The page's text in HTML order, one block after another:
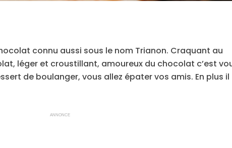
connu aussi sous le nom Trianon. Craquant au
léger et croustillant, amoureux du chocolat c’est
de boulanger, vous allez épater vos amis. En plus il
ANNONCE